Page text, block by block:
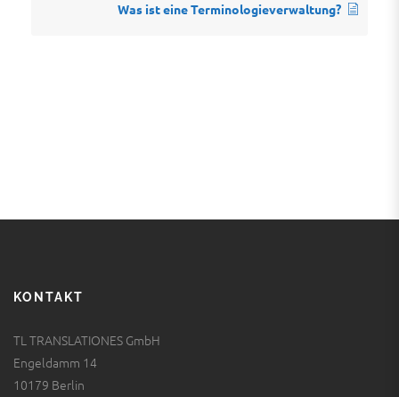
Was ist eine Terminologieverwaltung?
KONTAKT
TL TRANSLATIONES GmbH
Engeldamm 14
10179 Berlin